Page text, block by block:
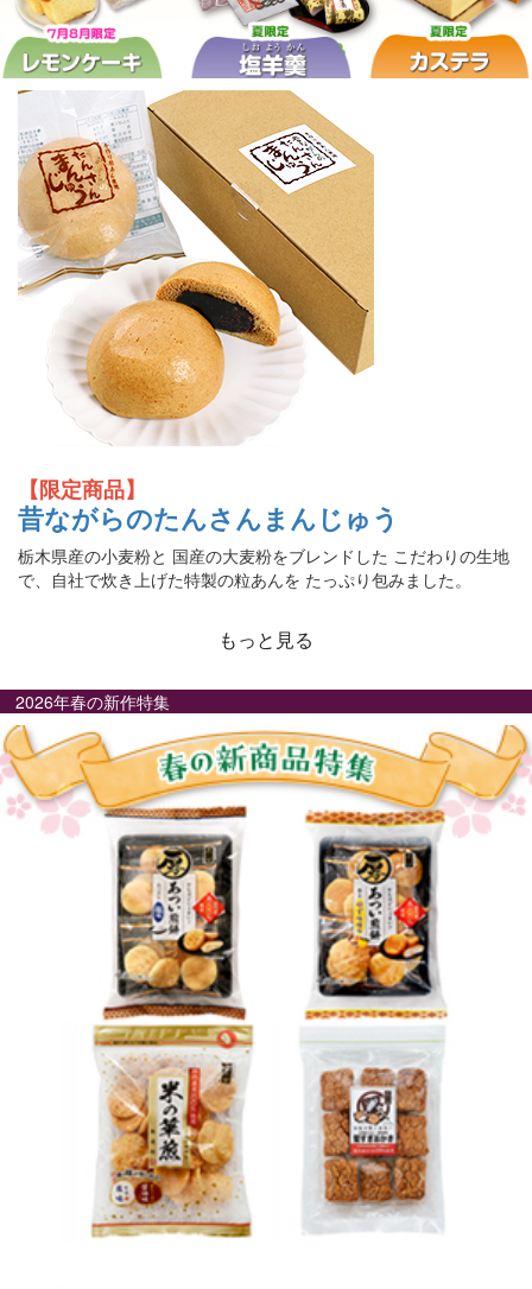
【限定商品】
昔ながらのたんさんまんじゅう
栃木県産の小麦粉と 国産の大麦粉をブレンドした こだわりの生地
で、自社で炊き上げた特製の粒あんを たっぷり包みました。
もっと見る
2026年春の新作特集